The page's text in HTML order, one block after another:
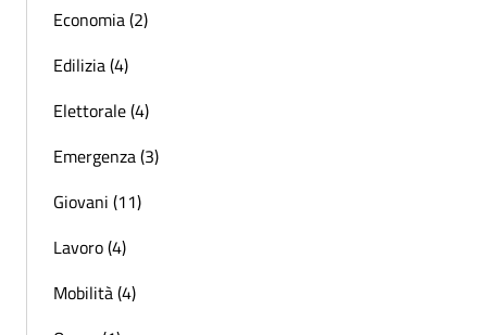
Economia (2)
Edilizia (4)
Elettorale (4)
Emergenza (3)
Giovani (11)
Lavoro (4)
Mobilità (4)